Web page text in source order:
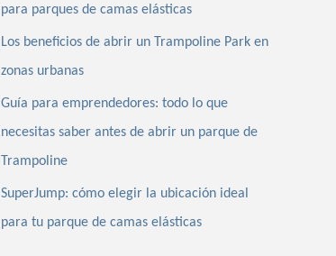
para parques de camas elásticas
Los beneficios de abrir un Trampoline Park en
zonas urbanas
Guía para emprendedores: todo lo que
necesitas saber antes de abrir un parque de
Trampoline
SuperJump: cómo elegir la ubicación ideal
para tu parque de camas elásticas